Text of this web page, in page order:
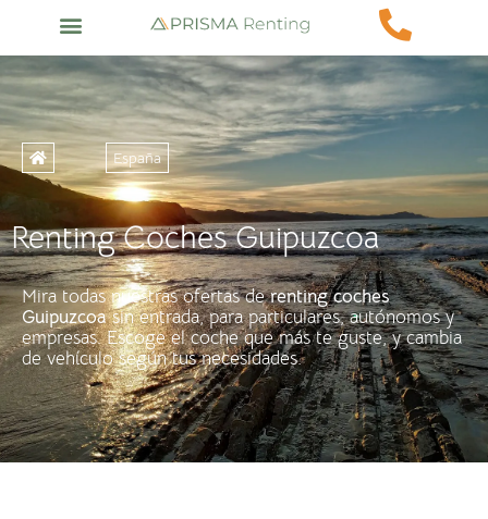
España
Renting Coches Guipuzcoa
Mira todas nuestras ofertas derenting coches
Guipuzcoasin entrada, para particulares, autónomos y
empresas. Escoge el coche que más te guste, y cambia
de vehículo según tus necesidades.